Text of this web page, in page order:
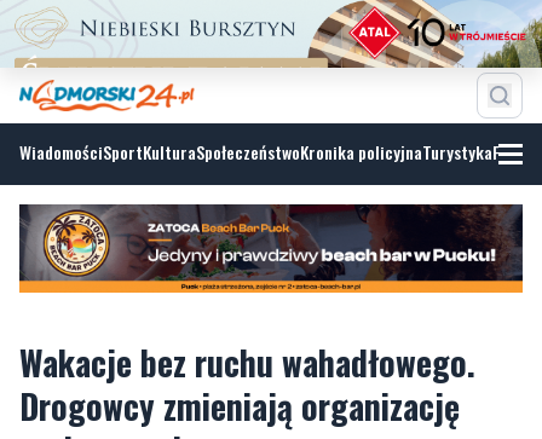
WiadomościSportKulturaSpołeczeństwoKronika policyjnaTurystyka
Wakacje bez ruchu wahadłowego.
ruchu przed sezonem
M Marcin Skałbania